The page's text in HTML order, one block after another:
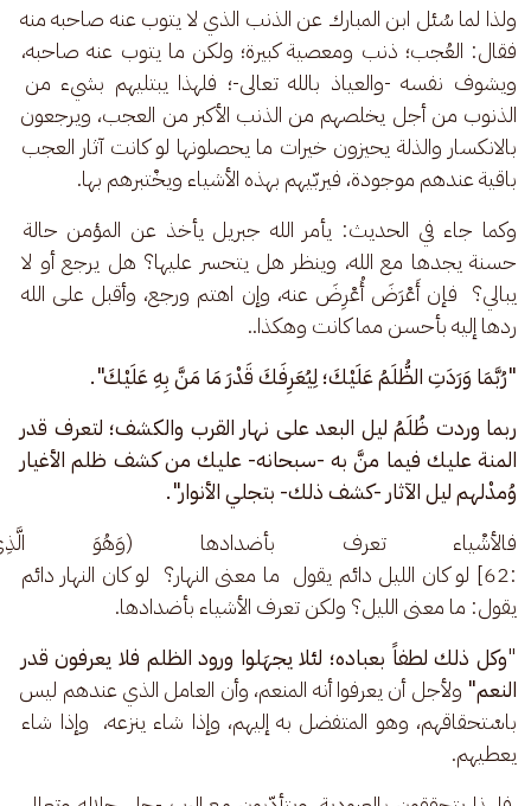
ولذا لما سُئل ابن المبارك عن الذنب الذي لا يتوب عنه صاحبه منه
فقال: العُجب؛ ذنب ومعصية كبيرة؛ ولكن ما يتوب عنه صاحبه،
ويشوف نفسه -والعياذ بالله تعالى-؛ فلهذا يبتليهم بشيء من
الذنوب من أجل يخلصهم من الذنب الأكبر من العجب، ويرجعون
بالانكسار والذلة يحيزون خيرات ما يحصلونها لو كانت آثار العجب
باقية عندهم موجودة، فيربّيهم بهذه الأشياء ويخْتبرهم بها.
وكما جاء في الحديث: يأمر الله جبريل يأخذ عن المؤمن حالة
حسنة يجدها مع الله، وينظر هل يتحسر عليها؟ هل يرجع أو لا
يبالي؟  فإن أَعْرَضَ أُعْرِضَ عنه، وإن اهتم ورجع، وأقبل على الله
ردها إليه بأحسن مما كانت وهكذا..
"رُبَّمَا وَرَدَتِ الظُّلَمُ عَلَيْكَ؛ لِيُعَرِفَكَ قَدْرَ مَا مَنَّ بِهِ عَلَيْكَ".
ربما وردت ظُلَمُ ليل البعد على نهار القرب والكشف؛ لتعرف قدر
المنة عليك فيما منَّ به -سبحانه- عليك من كشف ظلم الأغيار
وُمدْلهم ليل الآثار -كشف ذلك- بتجلي الأنوار".
فالأشْياء تعرف بأضدادها (وَهُوَ
:62] لو كان الليل دائم يقول  ما معنى النهار؟  لو كان النهار دائم
يقول: ما معنى الليل؟ ولكن تعرف الأشياء بأضدادها.
"وكل ذلك لطفاً بعباده؛ لئلا يجهَلوا ورود الظلم فلا يعرفون قدر
النعم" ولأجل أن يعرفوا أنه المنعم، وأن العامل الذي عندهم ليس
باسْتحقاقهم، وهو المتفضل به إليهم، وإذا شاء ينزعه،  وإذا شاء
يعطيهم.